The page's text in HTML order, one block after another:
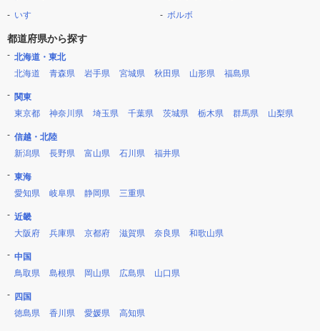
いすゞ
ボルボ
都道府県から探す
北海道・東北
北海道
青森県 岩手県 宮城県 秋田県 山形県 福島県
関東
東京都
神奈川県 埼玉県 千葉県 茨城県 栃木県 群馬県 山梨県
信越・北陸
新潟県
長野県 富山県 石川県 福井県
東海
愛知県
岐阜県 静岡県 三重県
近畿
大阪府
兵庫県 京都府 滋賀県 奈良県 和歌山県
中国
鳥取県
島根県 岡山県 広島県 山口県
四国
徳島県
香川県 愛媛県 高知県